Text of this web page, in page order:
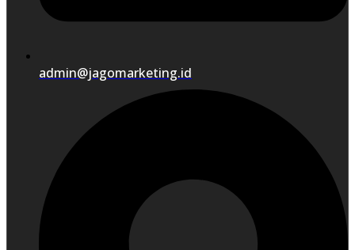
admin@jagomarketing.id